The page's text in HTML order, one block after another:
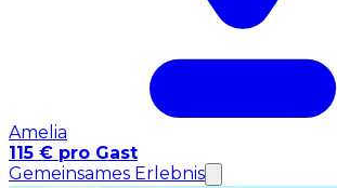
Amelia
115 € pro Gast
Gemeinsames Erlebnis